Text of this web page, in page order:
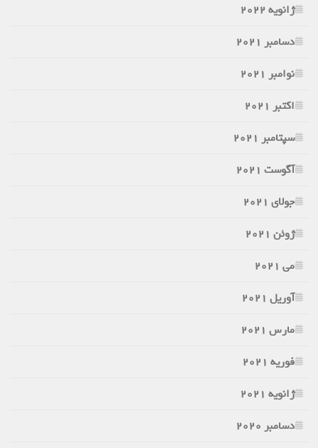
ژانویه 2022
دسامبر 2021
نوامبر 2021
اکتبر 2021
سپتامبر 2021
آگوست 2021
جولای 2021
ژوئن 2021
می 2021
آوریل 2021
مارس 2021
فوریه 2021
ژانویه 2021
دسامبر 2020